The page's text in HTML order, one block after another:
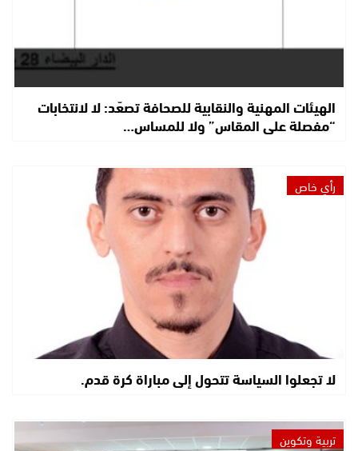
الهيئات المهنية والنقابية للصحافة تصعّد: لا لانتخابات
“مفصلة على المقاس” ولا للمساس…
رأي خاص
لا تجعلوا السياسة تتحول إلى مباراة كرة قدم.
تربية وتكوين